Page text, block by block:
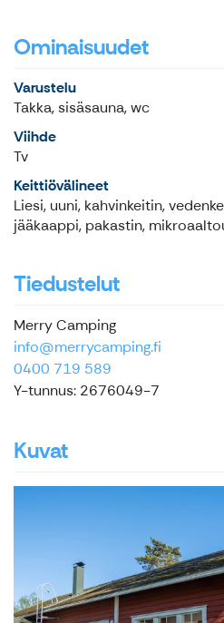
Ominaisuudet
Varustelu
Takka, sisäsauna, wc
Viihde
Tv
Keittiövälineet
Liesi, uuni, kahvinkeitin,
jääkaappi, pakastin,
Tiedustelut
Merry Camping
info@merrycamping.fi
0400 719 589
Y-tunnus: 2676049-7
Kuvat